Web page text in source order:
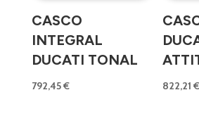
CASCO
INTEGRAL
DUCATI TONAL
792,45€ 822,21€